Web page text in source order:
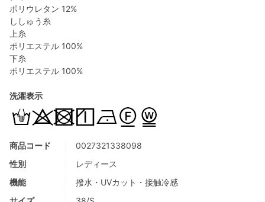
商品コード
0027321338098
性別
レディース
機能
撥水・UVカット・接触冷感
ポリウレタン 12%
ししゅう糸
上糸
ポリエステル 100%
下糸
ポリエステル 100%
洗濯表示